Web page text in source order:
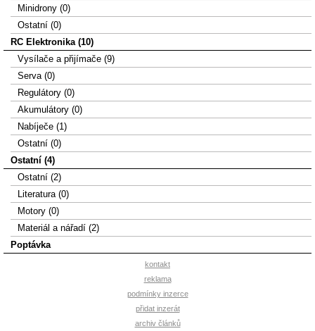
Minidrony (0)
Ostatní (0)
RC Elektronika (10)
Vysílače a přijímače (9)
Serva (0)
Regulátory (0)
Akumulátory (0)
Nabíječe (1)
Ostatní (0)
Ostatní (4)
Ostatní (2)
Literatura (0)
Motory (0)
Materiál a nářadí (2)
Poptávka
kontakt
reklama
podmínky inzerce
přidat inzerát
archiv článků